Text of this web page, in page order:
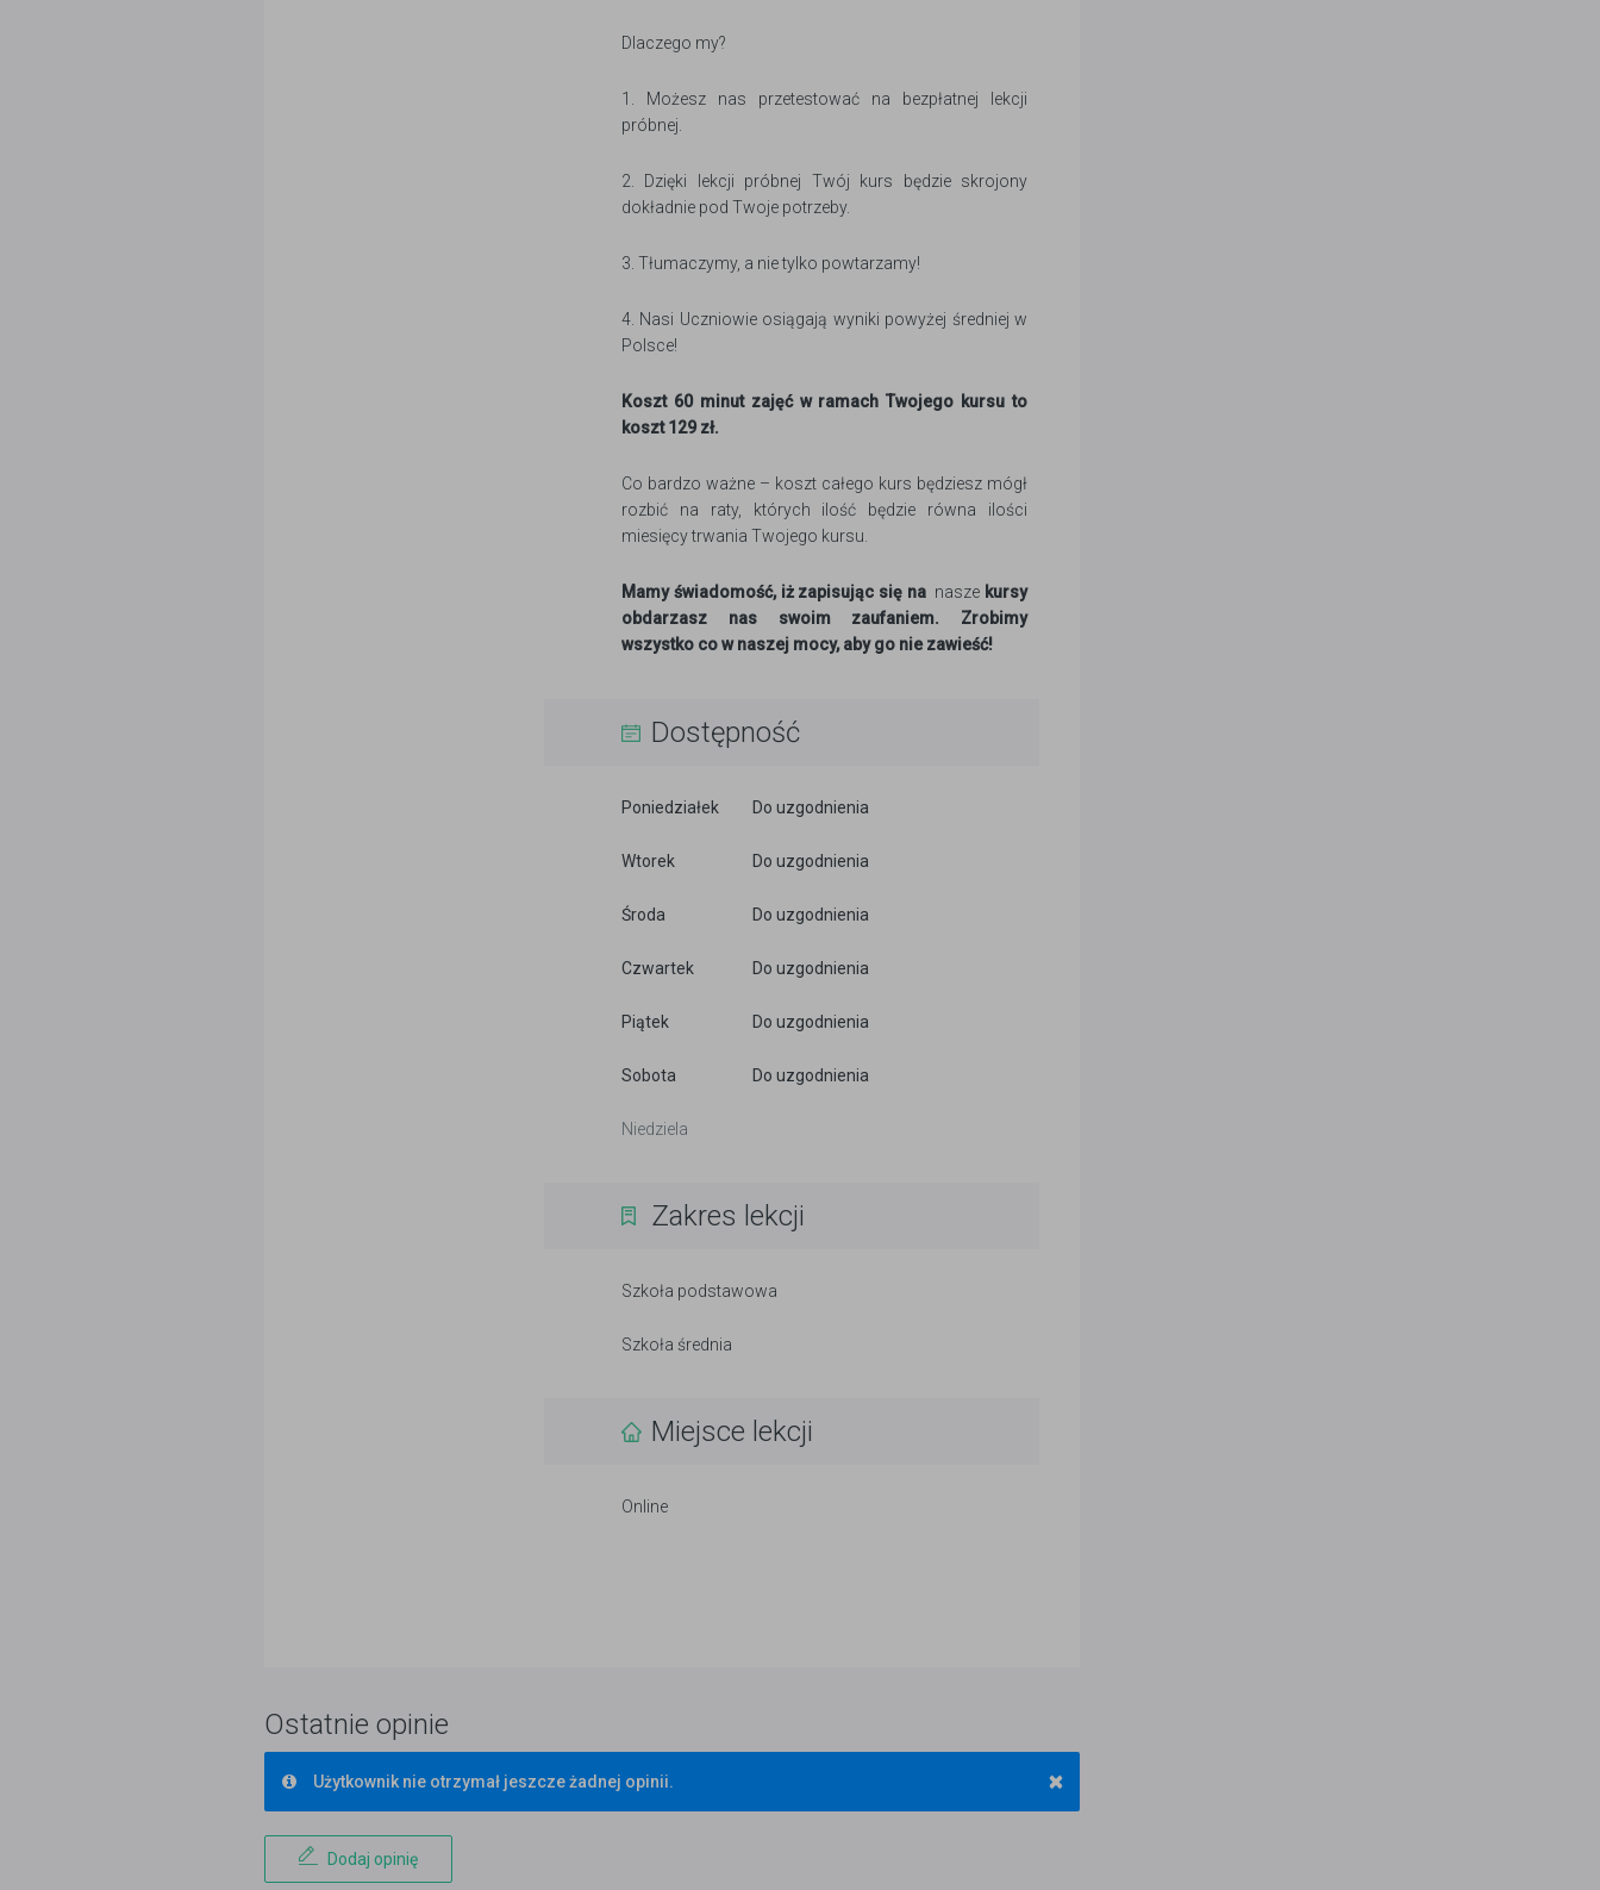
Dlaczego my?
1. Możesz nas przetestować na bezpłatnej lekcji
próbnej.
2. Dzięki lekcji próbnej Twój kurs będzie skrojony
dokładnie pod Twoje potrzeby.
3. Tłumaczymy, a nie tylko powtarzamy!
4. Nasi Uczniowie osiągają wyniki powyżej średniej w
Polsce!
Koszt 60 minut zajęć w ramach Twojego kursu to
koszt 129 zł.
Co bardzo ważne – koszt całego kurs będziesz mógł
rozbić na raty, których ilość będzie równa ilości
miesięcy trwania Twojego kursu.
Mamy świadomość, iż zapisując się nanasze kursy
obdarzasz nas swoim zaufaniem. Zrobimy
wszystko co w naszej mocy, aby go nie zawieść!
Dostępność
Poniedziałek Do uzgodnienia
Wtorek Do uzgodnienia
Środa Do uzgodnienia
Czwartek Do uzgodnienia
Piątek Do uzgodnienia
Sobota Do uzgodnienia
Niedziela
Zakres lekcji
Szkoła podstawowa
Szkoła średnia
Miejsce lekcji
Online
Ostatnie opinie
×
Użytkownik nie otrzymał jeszcze żadnej opinii.
Dodaj opinię